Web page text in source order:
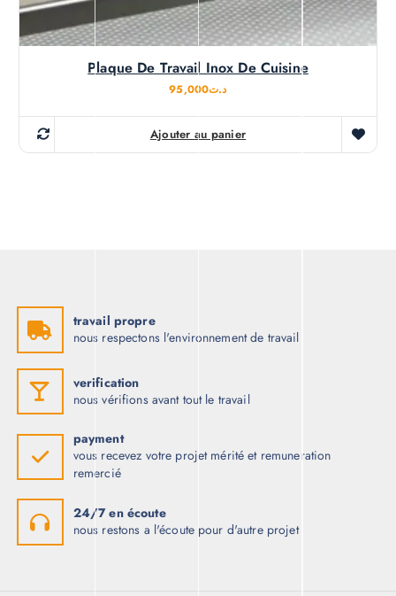
Plaque De Travail Inox De Cuisine
د.ت95,000
Ajouter au panier
travail propre
nous respectons l'environnement de travail
verification
nous vérifions avant tout le travail
payment
vous recevez votre projet mérité et remuneration
remercié
24/7 en écoute
nous restons a l'écoute pour d'autre projet